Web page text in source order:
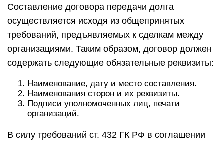
Составление договора передачи долга
осуществляется исходя из общепринятых
требований, предъявляемых к сделкам между
организациями. Таким образом, договор должен
содержать следующие обязательные реквизиты:
Наименование, дату и место составления.
Наименования сторон и их реквизиты.
Подписи уполномоченных лиц, печати
организаций.
В силу требований ст. 432 ГК РФ в соглашении